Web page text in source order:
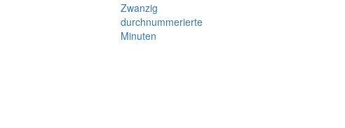
Zwanzig
durchnummerierte
Minuten